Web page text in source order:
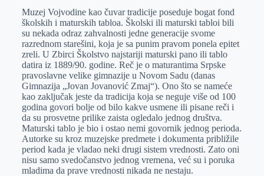
Muzej Vojvodine kao čuvar tradicije poseduje bogat fond
školskih i maturskih tabloa. Školski ili maturski tabloi bili
su nekada odraz zahvalnosti jedne generacije svome
razrednom starešini, koja je sa punim pravom ponela epitet
zreli. U Zbirci Školstvo najstariji maturski pano ili tablo
datira iz 1889/90. godine. Reč je o maturantima Srpske
pravoslavne velike gimnazije u Novom Sadu (danas
Gimnazija „Jovan Jovanović Zmaj“). Ono što se nameće
kao zaklјučak jeste da tradicija koja se neguje više od 100
godina govori bolјe od bilo kakve usmene ili pisane reči i
da su prosvetne prilike zaista ogledalo jednog društva.
Maturski tablo je bio i ostao nemi govornik jednog perioda.
Autorke su kroz muzejske predmete i dokumenta približile
period kada je vladao neki drugi sistem vrednosti. Zato oni
nisu samo svedočanstvo jednog vremena, već su i poruka
mladima da prave vrednosti nikada ne nestaju.